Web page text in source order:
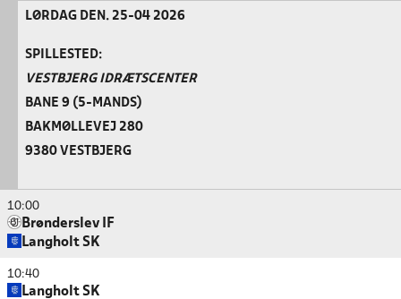
LØRDAG DEN. 25-04 2026
SPILLESTED:
VESTBJERG IDRÆTSCENTER
BANE 9 (5-MANDS)
BAKMØLLEVEJ 280
9380 VESTBJERG
10:00
Brønderslev IF
Langholt SK
10:40
Langholt SK